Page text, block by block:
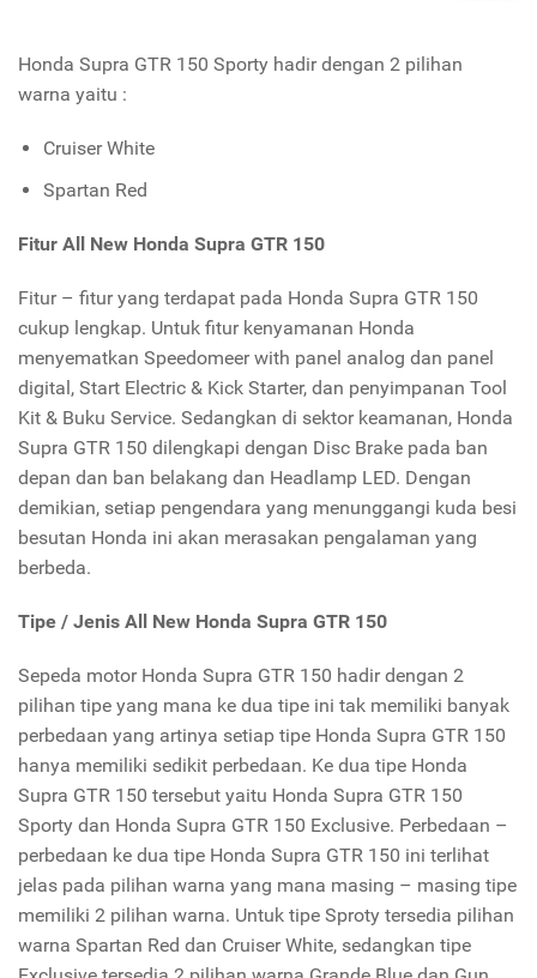
Honda Supra GTR 150 Sporty hadir dengan 2 pilihan
warna yaitu :
Cruiser White
Spartan Red
Fitur All New Honda Supra GTR 150
Fitur – fitur yang terdapat pada Honda Supra GTR 150
cukup lengkap. Untuk fitur kenyamanan Honda
menyematkan Speedomeer with panel analog dan panel
digital, Start Electric & Kick Starter, dan penyimpanan Tool
Kit & Buku Service. Sedangkan di sektor keamanan, Honda
Supra GTR 150 dilengkapi dengan Disc Brake pada ban
depan dan ban belakang dan Headlamp LED. Dengan
demikian, setiap pengendara yang menunggangi kuda besi
besutan Honda ini akan merasakan pengalaman yang
berbeda.
Tipe / Jenis All New Honda Supra GTR 150
Sepeda motor Honda Supra GTR 150 hadir dengan 2
pilihan tipe yang mana ke dua tipe ini tak memiliki banyak
perbedaan yang artinya setiap tipe Honda Supra GTR 150
hanya memiliki sedikit perbedaan. Ke dua tipe Honda
Supra GTR 150 tersebut yaitu Honda Supra GTR 150
Sporty dan Honda Supra GTR 150 Exclusive. Perbedaan –
perbedaan ke dua tipe Honda Supra GTR 150 ini terlihat
jelas pada pilihan warna yang mana masing – masing tipe
memiliki 2 pilihan warna. Untuk tipe Sproty tersedia pilihan
warna Spartan Red dan Cruiser White, sedangkan tipe